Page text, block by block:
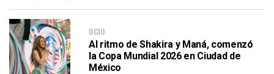
OCIO
Al ritmo de Shakira y Maná, comenzó
la Copa Mundial 2026 en Ciudad de
México